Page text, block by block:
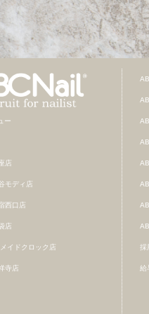
ー
店
モディ店
西口店
店
イドクロック店
寺店
採
給